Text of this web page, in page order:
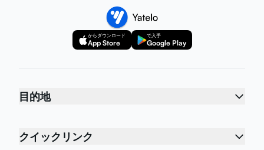
からダウンロード
App Store
で入手
Google Play
目的地
クイックリンク